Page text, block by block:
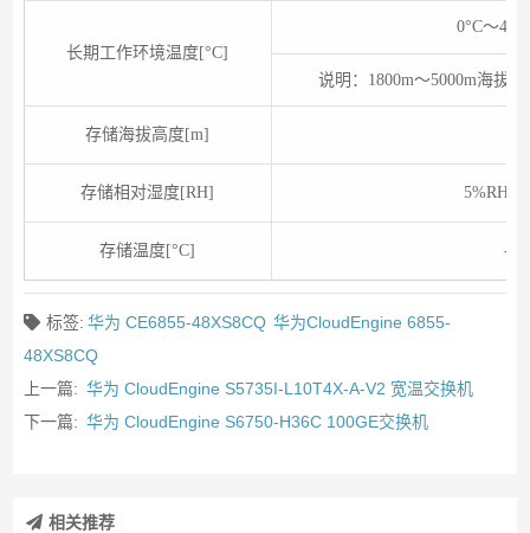
长期工作环境温度[°C]
0°C～
说明：1800m～5000m海拔
存储海拔高度[m]
存储相对湿度[RH] 5%RH～
存储温度[°C] -
标签: 华为 CE6855-48XS8CQ 华为CloudEngine 6855-
48XS8CQ
上一篇: 华为 CloudEngine S5735I-L10T4X-A-V2 宽温交换机
下一篇: 华为 CloudEngine S6750-H36C 100GE交换机
相关推荐